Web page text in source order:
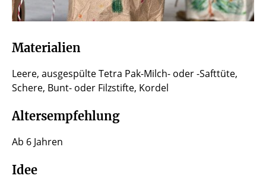
Materialien
Leere, ausgespülte Tetra Pak-Milch- oder -Safttüte,
Schere, Bunt- oder Filzstifte, Kordel
Altersempfehlung
Ab 6 Jahren
Idee